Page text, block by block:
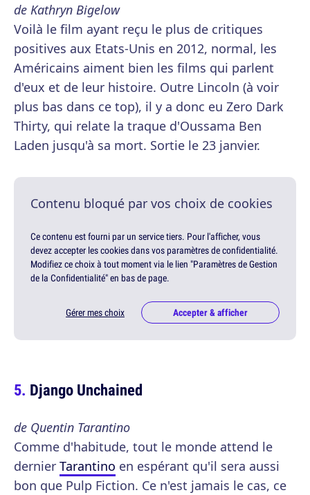
de Kathryn Bigelow
Voilà le film ayant reçu le plus de critiques
positives aux Etats-Unis en 2012, normal, les
Américains aiment bien les films qui parlent
d'eux et de leur histoire. Outre Lincoln (à voir
plus bas dans ce top), il y a donc eu Zero Dark
Thirty, qui relate la traque d'Oussama Ben
Laden jusqu'à sa mort. Sortie le 23 janvier.
Contenu bloqué par vos choix de cookies
Ce contenu est fourni par un service tiers. Pour l'afficher, vous
devez accepter les cookies dans vos paramètres de confidentialité.
Modifiez ce choix à tout moment via le lien "Paramètres de Gestion
de la Confidentialité" en bas de page.
Gérer mes choix Accepter & afficher
Django Unchained
de Quentin Tarantino
Comme d'habitude, tout le monde attend le
dernier Tarantino en espérant qu'il sera aussi
bon que Pulp Fiction. Ce n'est jamais le cas, ce